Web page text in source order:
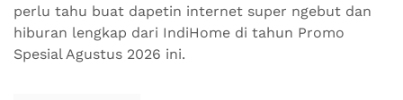
perlu tahu buat dapetin internet super ngebut dan
hiburan lengkap dari IndiHome di tahun Promo
Spesial Agustus 2026 ini.